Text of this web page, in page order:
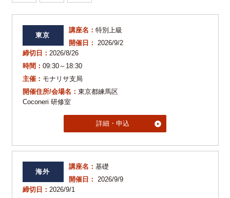
東京
講座名： 特別上級
開催日： 2026/9/2
締切日： 2026/8/26
時間： 09:30～18:30
主催： モナリサ支局
開催住所/会場名： 東京都練馬区
Coconeri 研修室
詳細・申込
海外
講座名： 基礎
開催日： 2026/9/9
締切日： 2026/9/1